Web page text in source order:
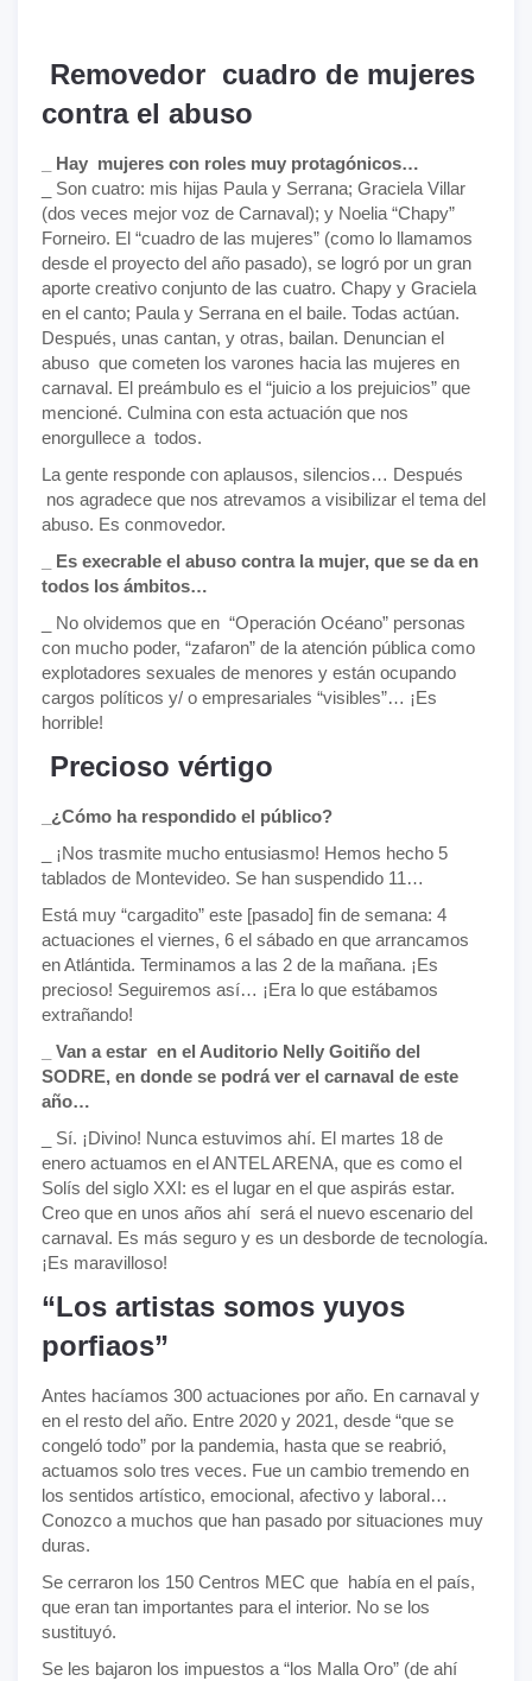
Removedor cuadro de mujeres
contra el abuso
_ Hay mujeres con roles muy protagónicos…
_ Son cuatro: mis hijas Paula y Serrana; Graciela Villar
(dos veces mejor voz de Carnaval); y Noelia “Chapy”
Forneiro. El “cuadro de las mujeres” (como lo llamamos
desde el proyecto del año pasado), se logró por un gran
aporte creativo conjunto de las cuatro. Chapy y Graciela
en el canto; Paula y Serrana en el baile. Todas actúan.
Después, unas cantan, y otras, bailan. Denuncian el
abuso que cometen los varones hacia las mujeres en
carnaval. El preámbulo es el “juicio a los prejuicios” que
mencioné. Culmina con esta actuación que nos
enorgullece a todos.
La gente responde con aplausos, silencios… Después
nos agradece que nos atrevamos a visibilizar el tema del
abuso. Es conmovedor.
_ Es execrable el abuso contra la mujer, que se da en
todos los ámbitos…
_ No olvidemos que en “Operación Océano” personas
con mucho poder, “zafaron” de la atención pública como
explotadores sexuales de menores y están ocupando
cargos políticos y/ o empresariales “visibles”… ¡Es
horrible!
Precioso vértigo
_¿Cómo ha respondido el público?
_ ¡Nos trasmite mucho entusiasmo! Hemos hecho 5
tablados de Montevideo. Se han suspendido 11…
Está muy “cargadito” este [pasado] fin de semana: 4
actuaciones el viernes, 6 el sábado en que arrancamos
en Atlántida. Terminamos a las 2 de la mañana. ¡Es
precioso! Seguiremos así… ¡Era lo que estábamos
extrañando!
_ Van a estar en el Auditorio Nelly Goitiño del
SODRE, en donde se podrá ver el carnaval de este
año…
_ Sí. ¡Divino! Nunca estuvimos ahí. El martes 18 de
enero actuamos en el ANTEL ARENA, que es como el
Solís del siglo XXI: es el lugar en el que aspirás estar.
Creo que en unos años ahí será el nuevo escenario del
carnaval. Es más seguro y es un desborde de tecnología.
¡Es maravilloso!
“Los artistas somos yuyos
porfiaos”
Antes hacíamos 300 actuaciones por año. En carnaval y
en el resto del año. Entre 2020 y 2021, desde “que se
congeló todo” por la pandemia, hasta que se reabrió,
actuamos solo tres veces. Fue un cambio tremendo en
los sentidos artístico, emocional, afectivo y laboral…
Conozco a muchos que han pasado por situaciones muy
duras.
Se cerraron los 150 Centros MEC que había en el país,
que eran tan importantes para el interior. No se los
sustituyó.
Se les bajaron los impuestos a “los Malla Oro” (de ahí